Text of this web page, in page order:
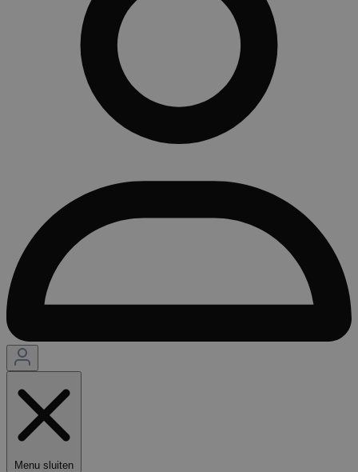
Menu sluiten